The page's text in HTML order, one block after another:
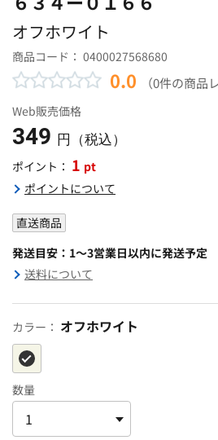
オフホワイト
商品コード： 0400027568680
0.0 （0件の商品
Web販売価格
349 円（税込）
ポイント： 1 pt
ポイントについて
直送商品
発送目安：1～3営業日以内に発送予定
送料について
カラー： オフホワイト
数量